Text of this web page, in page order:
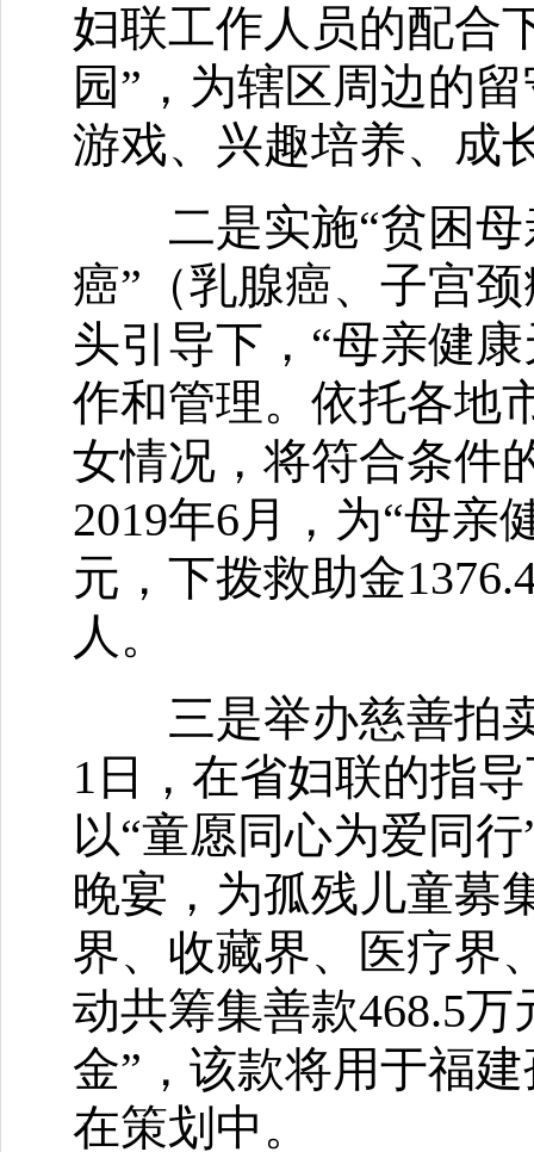
妇联工作人员的配合
园”，为辖区周边的
游戏、兴趣培养、成
二是实施“贫困母
癌”（乳腺癌、子宫
头引导下，“母亲健
作和管理。依托各地
女情况，将符合条件
2019年6月，为“母亲
元，下拨救助金
人。
三是举办慈善拍卖
1日，在省妇联的指
以“童愿同心为爱同
晚宴，为孤残儿童募
界、收藏界、医疗界
动共筹集善款468.5
金”，该款将用于福
在策划中。